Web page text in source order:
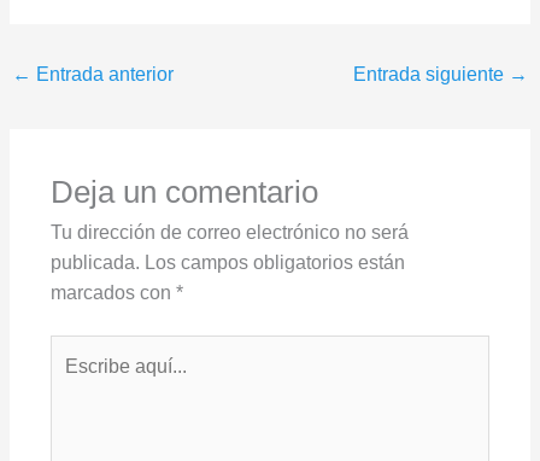
← Entrada anterior Entrada siguiente →
Deja un comentario
Tu dirección de correo electrónico no será
publicada. Los campos obligatorios están
marcados con *
aquí...